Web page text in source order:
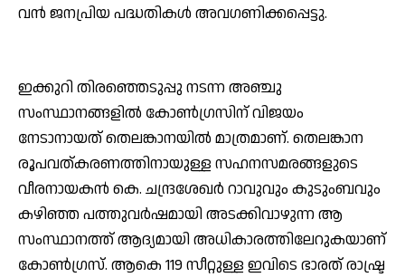
വന്‍ ജനപ്രിയ പദ്ധതികള്‍ അവഗണിക്കപ്പെട്ടു.
ഇക്കുറി തിരഞ്ഞെടുപ്പു നടന്ന അഞ്ചു
സംസ്ഥാനങ്ങളില്‍ കോണ്‍ഗ്രസിന് വിജയം
നേടാനായത് തെലങ്കാനയില്‍ മാത്രമാണ്. തെലങ്കാന
രൂപവത്കരണത്തിനായുള്ള സഹനസമരങ്ങളുടെ
വീരനായകന്‍ കെ. ചന്ദ്രശേഖര്‍ റാവുവും കുടുംബവും
കഴിഞ്ഞ പത്തുവര്‍ഷമായി അടക്കിവാഴുന്ന ആ
സംസ്ഥാനത്ത് ആദ്യമായി അധികാരത്തിലേറുകയാണ്
കോണ്‍ഗ്രസ്. ആകെ 119 സീറ്റുള്ള ഇവിടെ ഭാരത് രാഷ്ട്ര